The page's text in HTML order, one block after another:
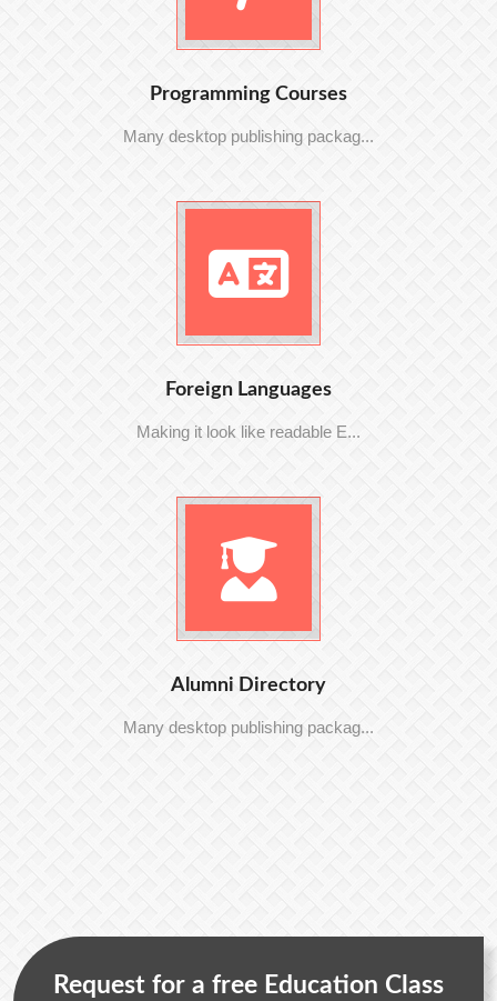
Programming Courses
Many desktop publishing packag...
Foreign Languages
Making it look like readable E...
Alumni Directory
Many desktop publishing packag...
Request for a free Education Class